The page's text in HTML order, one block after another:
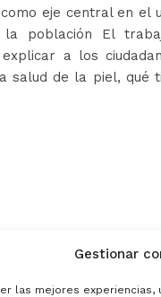
Gestionar
las mejores
eje central en el
población El
a los
salud de la piel, qué